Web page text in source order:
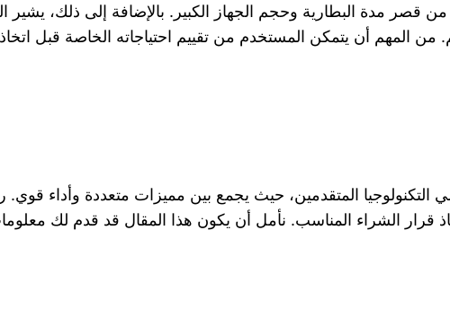
قصر مدة البطارية وحجم الجهاز الكبير. بالإضافة إلى ذلك، يشير
التكنولوجيا المتقدمين، حيث يجمع بين مميزات متعددة وأداء
قرار الشراء المناسب. نأمل أن يكون هذا المقال قد قدم لك